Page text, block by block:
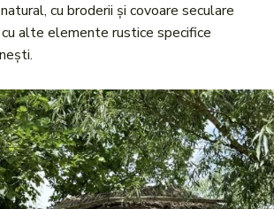
cu broderii și covoare seculare
alte elemente rustice specifice